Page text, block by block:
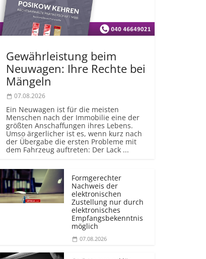
Gewährleistung beim
Neuwagen: Ihre Rechte bei
Mängeln
07.08.2026
Ein Neuwagen ist für die meisten
Menschen nach der Immobilie eine der
größten Anschaffungen ihres Lebens.
Umso ärgerlicher ist es, wenn kurz nach
der Übergabe die ersten Probleme mit
dem Fahrzeug auftreten: Der Lack ...
Formgerechter
Nachweis der
elektronischen
Zustellung nur durch
elektronisches
Empfangsbekenntnis
möglich
07.08.2026